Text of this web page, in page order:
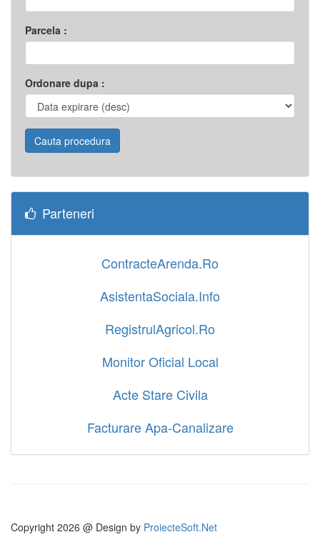
Parcela :
Ordonare dupa :
Parteneri
ContracteArenda.Ro
AsistentaSociala.Info
RegistrulAgricol.Ro
Monitor Oficial Local
Acte Stare Civila
Facturare Apa-Canalizare
Copyright 2026 @ Design by ProiecteSoft.Net